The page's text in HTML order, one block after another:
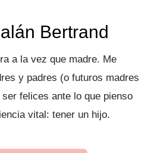
Bertrand
a la vez que madre. Me
y padres (o futuros madres
felices ante lo que pienso
vital: tener un hijo.